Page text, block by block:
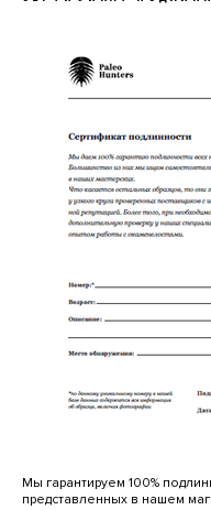
Мы гарантируем 100%
представленных в нашем